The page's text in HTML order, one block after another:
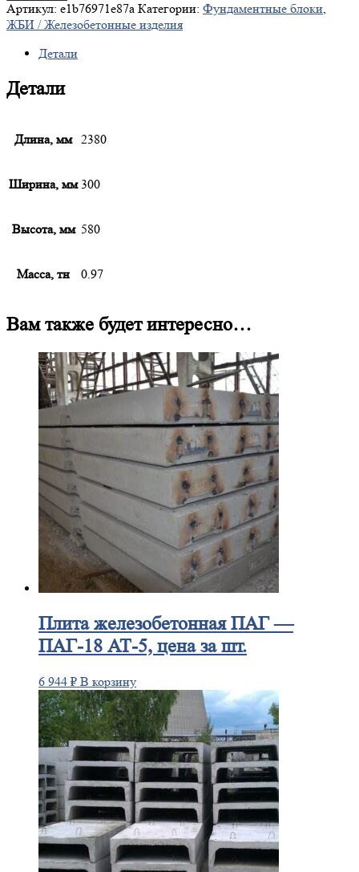
Артикул: e1b76971e87a Категории: Фундаментные блоки,
ЖБИ / Железобетонные изделия
Детали
Детали
Длина, мм 2380
Ширина, мм 300
Высота, мм 580
Масса, тн 0.97
Вам также будет интересно…
Плитажелезобетонная ПАГ —
ПАГ-18 АТ-5, цена за шт.
6 944 ₽ В корзину